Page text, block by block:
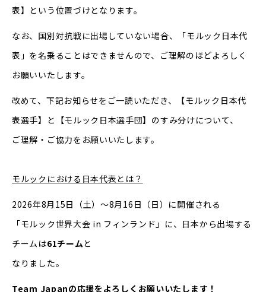
表】という位置づけとなります。
なお、国別対抗戦に出場していない場合、「モルック日本代
表」を名乗ることはできませんので、ご理解のほどよろしく
お願いいたします。
改めて、下記お知らせをご一読いただき、【モルック日本代
表選手】と【モルック日本選手団】のすみ分けについて、
ご理解・ご協力をお願いいたします。
モルックにおける日本代表とは？
2026年8月15日（土）～8月16日（日）に開催される
「モルック世界大会 in フィンランド」に、日本から出場する
チームは61チームと
なりました。
Team Japanの応援をよろしくお願いいたします！